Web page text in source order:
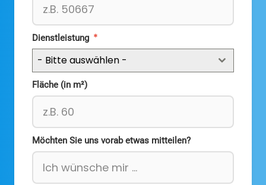
Dienstleistung *
- Bitte auswählen -
Fläche (in m²)
Möchten Sie uns vorab etwas mitteilen?